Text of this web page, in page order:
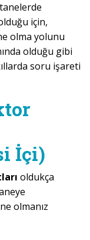
için,
olma yolunu
olduğu gibi
soru işareti
İçi)
oldukça
olmanız